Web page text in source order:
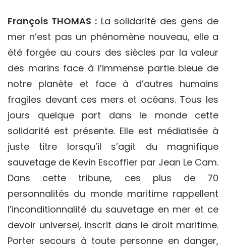
François THOMAS :La solidarité des gens de
mer n’est pas un phénomène nouveau, elle a
été forgée au cours des siècles par la valeur
des marins face à l’immense partie bleue de
notre planète et face à d’autres humains
fragiles devant ces mers et océans. Tous les
jours quelque part dans le monde cette
solidarité est présente. Elle est médiatisée à
juste titre lorsqu’il s’agit du magnifique
sauvetage de Kevin Escoffier par Jean Le Cam.
Dans cette tribune, ces plus de 70
personnalités du monde maritime rappellent
l’inconditionnalité du sauvetage en mer et ce
devoir universel, inscrit dans le droit maritime.
Porter secours à toute personne en danger,